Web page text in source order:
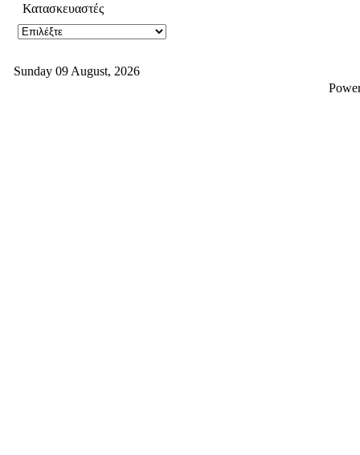
Κατασκευαστές
Sunday 09 August, 2026